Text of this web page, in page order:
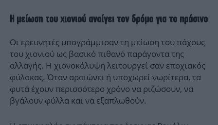
Η μείωση του χιονιού ανοίγει τον δρόμο για το πράσινο
Οι ερευνητές υπογράμμισαν τη μείωση του πάχους
του χιονιού ως βασικό πιθανό παράγοντα της
αλλαγής. Η χιονοκάλυψη λειτουργεί σαν εποχιακός
φύλακας. Όταν αραιώνει ή υποχωρεί νωρίτερα, τα
φυτά έχουν περισσότερο χρόνο να ριζώσουν, να
βγάλουν φύλλα και να εξαπλωθούν.